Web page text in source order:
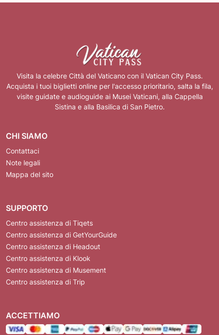
Visita la celebre Città del Vaticano con il Vatican City Pass.
Acquista i tuoi biglietti online per l'accesso prioritario, salta la fila,
visite guidate e audioguide ai Musei Vaticani, alla Cappella
Sistina e alla Basilica di San Pietro.
CHI SIAMO
Contattaci
Note legali
Mappa del sito
SUPPORTO
Centro assistenza di Tiqets
Centro assistenza di GetYourGuide
Centro assistenza di Headout
Centro assistenza di Klook
Centro assistenza di Musement
Centro assistenza di Trip
ACCETTIAMO